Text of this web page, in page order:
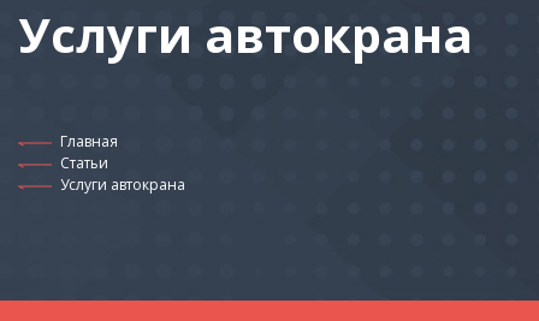
Услуги автокрана
Главная
Статьи
Услуги автокрана